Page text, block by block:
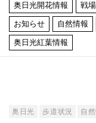
奥日光開花情報 戦
お知らせ 自然情報
奥日光紅葉情報
奥日光 歩道状況 自